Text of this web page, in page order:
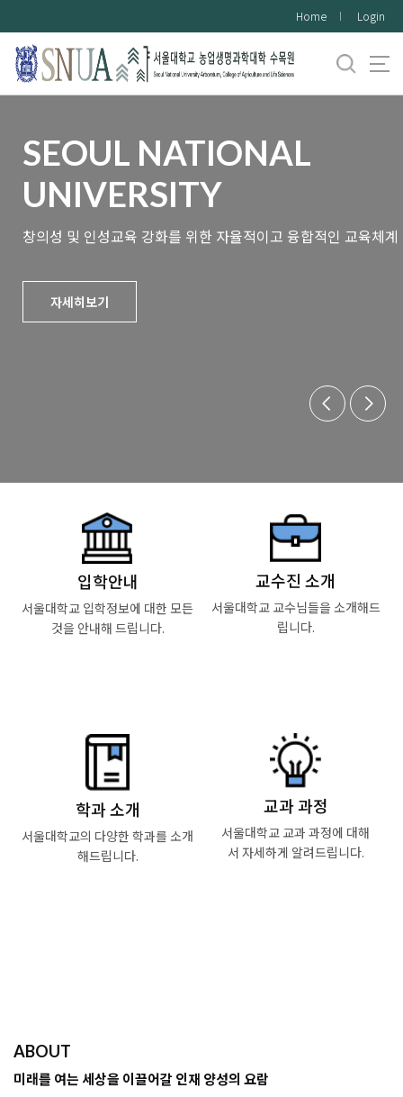
로
메
Home Login
SEOUL NATIONAL
UNIVERSITY
창의성 및 인성교육 강화를 위한 자율적이고 융합적인 교육체계
자세히보기
입학안내
서울대학교 입학정보에 대한 모든
것을 안내해 드립니다.
교수진 소개
서울대학교 교수님들을 소개해드
립니다.
학과 소개
서울대학교의 다양한 학과를 소개
해드립니다.
교과 과정
서울대학교 교과 과정에 대해
서 자세하게 알려드립니다.
ABOUT
미래를 여는 세상을 이끌어갈 인재 양성의 요람